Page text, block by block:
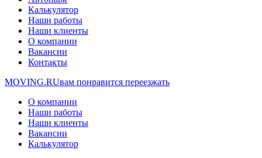
Калькулятор
Наши работы
Наши клиенты
О компании
Вакансии
Контакты
MOVING.RUвам понравится переезжать
О компании
Наши работы
Наши клиенты
Вакансии
Калькулятор